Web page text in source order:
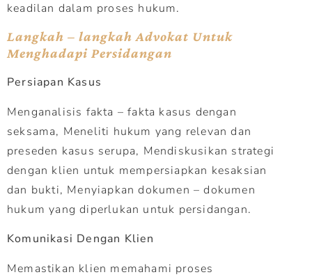
keadilan dalam proses hukum.
Langkah – langkah Advokat Untuk
Menghadapi Persidangan
Persiapan Kasus
Menganalisis fakta – fakta kasus dengan
seksama, Meneliti hukum yang relevan dan
preseden kasus serupa, Mendiskusikan strategi
dengan klien untuk mempersiapkan kesaksian
dan bukti, Menyiapkan dokumen – dokumen
hukum yang diperlukan untuk persidangan.
Komunikasi Dengan Klien
Memastikan klien memahami proses